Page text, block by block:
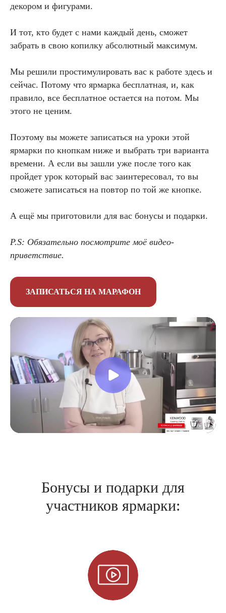
декором и фигурами.
И тот, кто будет с нами каждый день, сможет
забрать в свою копилку абсолютный максимум.
Мы решили простимулировать вас к работе здесь и
сейчас. Потому что ярмарка бесплатная, и, как
правило, все бесплатное остается на потом. Мы
этого не ценим.
Поэтому вы можете записаться на уроки этой
ярмарки по кнопкам ниже и выбрать три варианта
времени. А если вы зашли уже после того как
пройдет урок который вас заинтересовал, то вы
сможете записаться на повтор по той же кнопке.
А ещё мы приготовили для вас бонусы и подарки.
P.S: Обязательно посмотрите моё видео-
приветствие.
ЗАПИСАТЬСЯ НА МАРАФОН
Бонусы и подарки для
участников ярмарки: